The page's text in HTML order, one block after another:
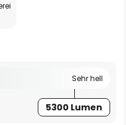
Sehr hell
5300 Lumen